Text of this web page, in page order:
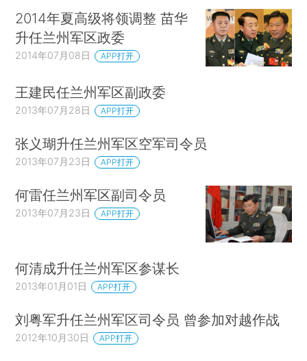
2014年夏高级将领调整 苗华
升任兰州军区政委
2014年07月08日 APP打开
王建民任兰州军区副政委
2013年07月28日 APP打开
张义瑚升任兰州军区空军司令员
2013年07月23日 APP打开
何雷任兰州军区副司令员
2013年07月23日 APP打开
何清成升任兰州军区参谋长
2013年01月01日 APP打开
刘粤军升任兰州军区司令员 曾参加对越作战
2012年10月30日 APP打开